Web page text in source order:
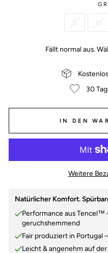
S M
Fällt normal aus.
30
IN DEN
Weitere
Natürlicher Komfort.
Performance aus Tencel™
geruchshemmend
Fair produziert in Portugal
Leicht & angenehm auf